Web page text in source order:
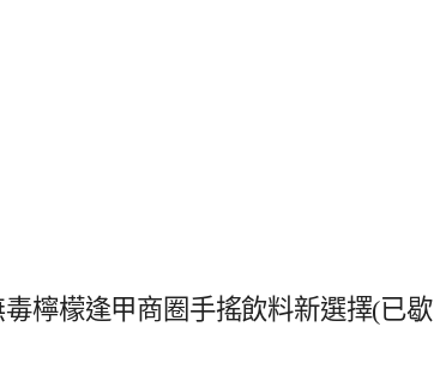
檸檬逢甲商圈手搖飲料新選擇(已歇